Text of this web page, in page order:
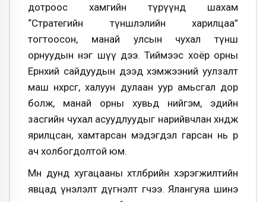
дотроос хамгийн түрүүнд шахам
“Стратегийн түншлэлийн харилцаа”
тогтоосон, манай улсын чухал түнш
орнуудын нэг шүү дээ. Тиймээс хоёр орны
Ерөнхий сайдуудын дээд хэмжээний уулзалт
маш нөхөрсөг, халуун дулаан уур амьсгал дор
болж, манай орны хувьд нийгэм, эдийн
засгийн чухал асуудлуудыг нарийвчлан хөндөж
ярилцсан, хамтарсан мэдэгдэл гарсан нь өөрөө
ач холбогдолтой юм.
Мөн дунд хугацааны хөтөлбөрийн хэрэгжилтийн
явцад үнэлэлт дүгнэлт өгчээ. Ялангуяа шинэ